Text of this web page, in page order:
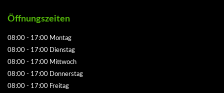
Öffnungszeiten
08:00 - 17:00 Montag
08:00 - 17:00 Dienstag
08:00 - 17:00 Mittwoch
08:00 - 17:00 Donnerstag
08:00 - 17:00 Freitag